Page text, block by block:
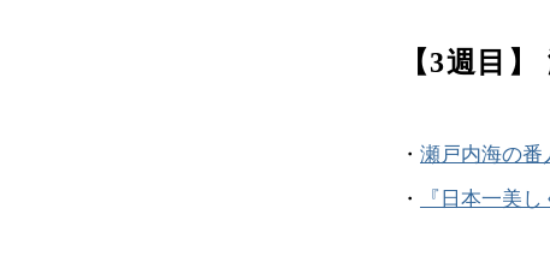
【3週目
・ 瀬戸内海の番
・
『日本一美